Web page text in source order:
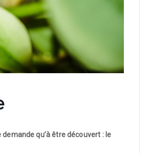
qu’à être découvert : le